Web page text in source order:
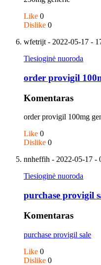
Like 0
Dislike 0
wfetrijt - 2022-05-17 -
Tiesioginė nuoroda
order provigil
Komentaras
order provigil 100mg
Like 0
Dislike 0
nnheffih - 2022-05-17 -
Tiesioginė nuoroda
purchase provigil
Komentaras
purchase provigil sale
Like 0
Dislike 0